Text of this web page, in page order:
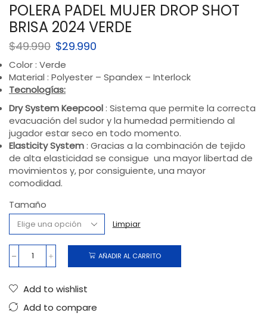
POLERA PADEL MUJER DROP SHOT
BRISA 2024 VERDE
$49.990 $29.990
Color : Verde
Material : Polyester – Spandex – Interlock
Tecnologías:
Dry System Keepcool: Sistema que permite la correcta
evacuación del sudor y la humedad permitiendo al
jugador estar seco en todo momento.
Elasticity System: Gracias a la combinación de tejido
de alta elasticidad se consigue una mayor libertad de
movimientos y, por consiguiente, una mayor
comodidad.
Tamaño
Limpiar
AÑADIR AL CARRITO
Add to wishlist
Add to compare